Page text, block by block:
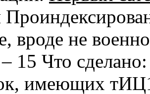
вроде не
15 Что
имеющих